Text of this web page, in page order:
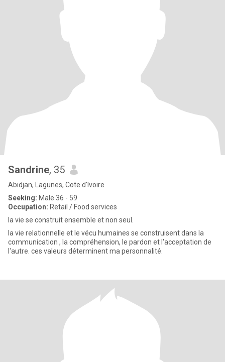
Sandrine, 35
Abidjan, Lagunes, Cote d'Ivoire
Seeking: Male 36 - 59
Occupation: Retail / Food services
la vie se construit ensemble et non seul.
la vie relationnelle et le vécu humaines se construisent dans la
communication , la compréhension, le pardon et l'acceptation de
l'autre. ces valeurs déterminent ma personnalité.